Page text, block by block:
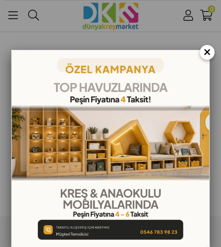
Google İle Bağlan
0
ALIŞVERİŞ BİLGİLERİ
Siparişlerim
×